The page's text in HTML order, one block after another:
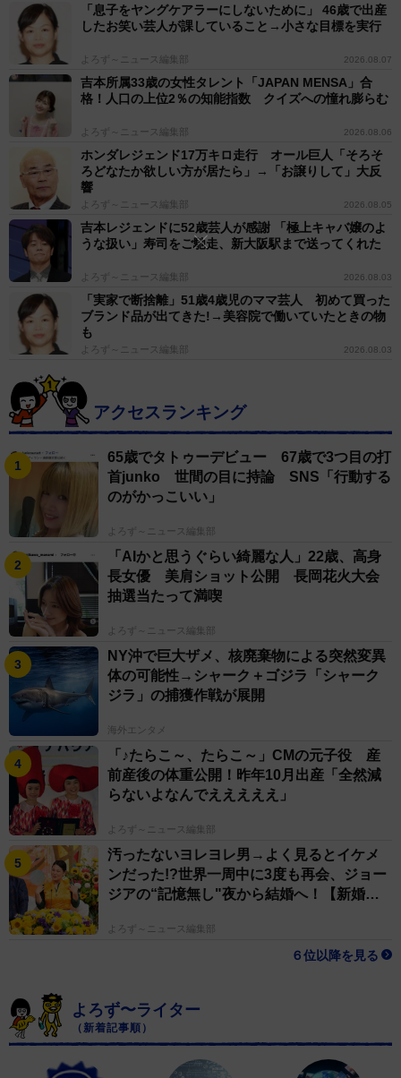
「息子をヤングケアラーにしないために」 46歳で出産
したお笑い芸人が課していること→小さな目標を実行
よろず～ニュース編集部 2026.08.07
吉本所属33歳の女性タレント「JAPAN MENSA」合
格！人口の上位2％の知能指数 クイズへの憧れ膨らむ
よろず～ニュース編集部 2026.08.06
ホンダレジェンド17万キロ走行 オール巨人「そろそ
ろどなたか欲しい方が居たら」→「お譲りして」大反
響
よろず～ニュース編集部 2026.08.05
吉本レジェンドに52歳芸人が感謝 「極上キャバ嬢のよ
うな扱い」寿司をご馳走、新大阪駅まで送ってくれた
よろず～ニュース編集部 2026.08.03
「実家で断捨離」51歳4歳児のママ芸人 初めて買った
ブランド品が出てきた!→美容院で働いていたときの物
も
よろず～ニュース編集部 2026.08.03
アクセスランキング
65歳でタトゥーデビュー 67歳で3つ目の打
首junko 世間の目に持論 SNS「行動する
のがかっこいい」
よろず～ニュース編集部
「AIかと思うぐらい綺麗な人」22歳、高身
長女優 美肩ショット公開 長岡花火大会
抽選当たって満喫
よろず～ニュース編集部
NY沖で巨大ザメ、核廃棄物による突然変異
体の可能性→シャーク＋ゴジラ「シャーク
ジラ」の捕獲作戦が展開
海外エンタメ
「♪たらこ～、たらこ～」CMの元子役 産
前産後の体重公開！昨年10月出産「全然減
らないよなんでえええええ」
よろず～ニュース編集部
汚ったないヨレヨレ男→よく見るとイケメ
ンだった!?世界一周中に3度も再会、ジョー
ジアの“記憶無し"夜から結婚へ！【新婚さ
よろず～ニュース編集部
６位以降を見る
よろず〜ライター
（新着記事順）